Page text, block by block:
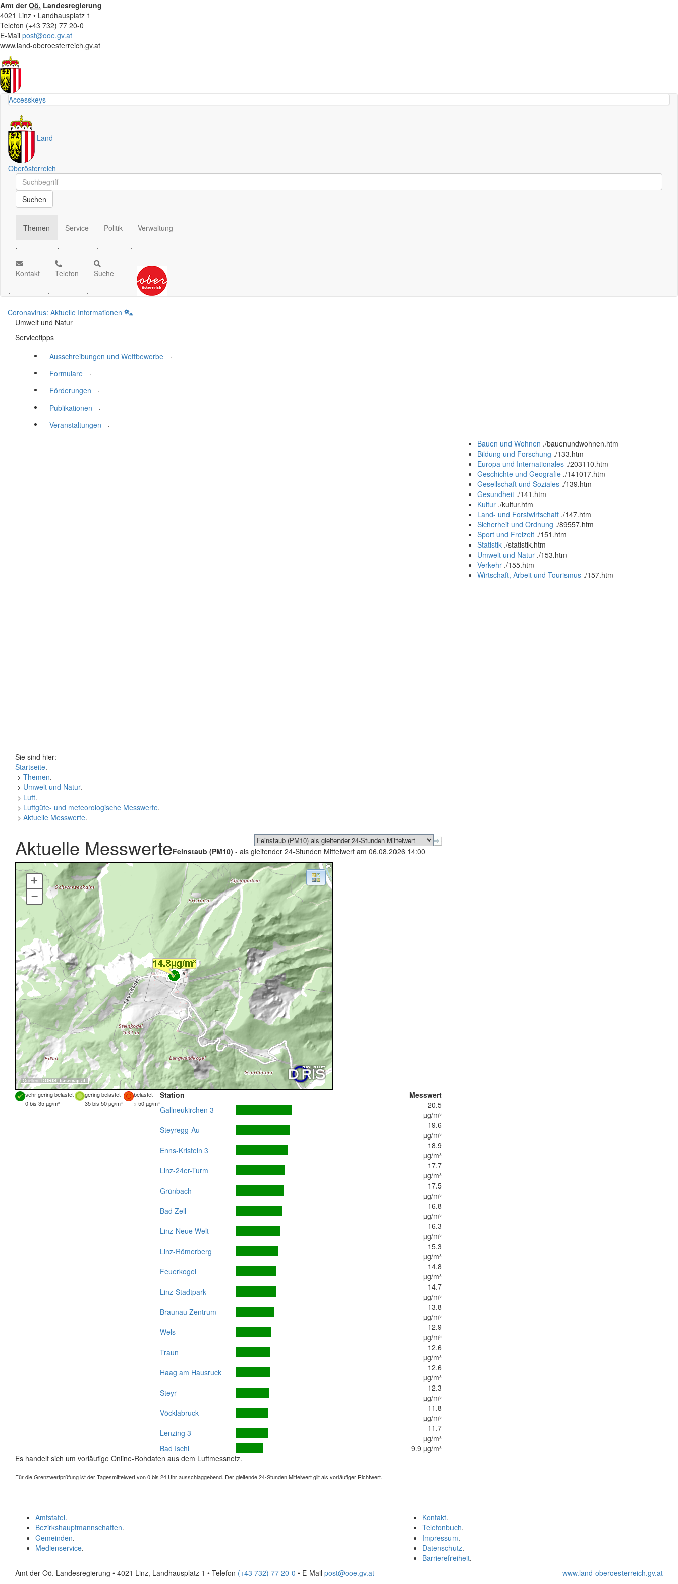
Amt derOö. Landesregierung
4021 Linz • Landhausplatz 1
Telefon (+43 732) 77 20-0
E-Mail post@ooe.gv.at
www.land-oberoesterreich.gv.at
Accesskeys
Land
Oberösterreich
Schnellsuche
Schnellsuche
Suchen
Themen
.
Service
.
Politik
.
Verwaltung
.
Kontakt
.
Telefon
.
Suche
.
Coronavirus: Aktuelle Informationen
Umwelt und Natur
Servicetipps
Ausschreibungen und Wettbewerbe
.
Formulare
.
Förderungen
.
Publikationen
.
Veranstaltungen
.
Bauen und Wohnen ./bauenundwohnen.htm
Bildung und Forschung ./133.htm
Europa und Internationales ./203110.htm
Geschichte und Geografie ./141017.htm
Gesellschaft und Soziales ./139.htm
Gesundheit ./141.htm
Kultur ./kultur.htm
Land- und Forstwirtschaft ./147.htm
Sicherheit und Ordnung ./89557.htm
Sport und Freizeit ./151.htm
Statistik ./statistik.htm
Umwelt und Natur ./153.htm
Verkehr ./155.htm
Wirtschaft, Arbeit und Tourismus ./157.htm
Sie sind hier:
Startseite.
> Themen.
> Umwelt und Natur.
> Luft.
> Luftgüte- und meteorologische Messwerte.
> Aktuelle Messwerte.
Aktuelle MesswerteFeinstaub (PM10) - als gleitender 24-Stunden Mittelwert am 06.08.2026 14:00
Quellen: DORIS, basemap.at
+
–
sehr gering belastet gering belastet
belastet
0 bis 35 µg/m³
35 bis 50 µg/m³ > 50 µg/m³
Station
Messwert
Gallneukirchen 3
20.5
µg/m³
Steyregg-Au
19.6
µg/m³
Enns-Kristein 3
18.9
µg/m³
Linz-24er-Turm
17.7
µg/m³
Grünbach
17.5
µg/m³
Bad Zell
16.8
µg/m³
Linz-Neue Welt
16.3
µg/m³
Linz-Römerberg
15.3
µg/m³
Feuerkogel
14.8
µg/m³
Linz-Stadtpark
14.7
µg/m³
Braunau Zentrum
13.8
µg/m³
Wels
12.9
µg/m³
Traun
12.6
µg/m³
Haag am Hausruck
12.6
µg/m³
Steyr
12.3
µg/m³
Vöcklabruck
11.8
µg/m³
Lenzing 3
11.7
µg/m³
Bad Ischl
9.9 µg/m³
Es handelt sich um vorläufige Online-Rohdaten aus dem Luftmessnetz.
Für die Grenzwertprüfung ist der Tagesmittelwert von 0 bis 24 Uhr ausschlaggebend. Der gleitende 24-Stunden Mittelwert gilt als vorläufiger Richtwert.
Kontakt.
Telefonbuch.
Impressum.
Datenschutz.
Barrierefreiheit.
Amtstafel.
Bezirkshauptmannschaften.
Gemeinden.
Medienservice.
Amt der Oö. Landesregierung • 4021 Linz, Landhausplatz 1 • Telefon (+43 732) 77 20-0 • E-Mail post@ooe.gv.at www.land-oberoesterreich.gv.at